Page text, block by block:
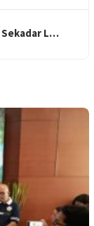
Sekadar L…